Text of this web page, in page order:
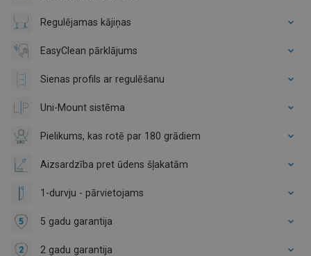
Regulējamas kājiņas
EasyClean pārklājums
Sienas profils ar regulēšanu
Uni-Mount sistēma
Pielikums, kas rotē par 180 grādiem
Aizsardzība pret ūdens šļakatām
1-durvju - pārvietojams
5 gadu garantija
2 gadu garantija